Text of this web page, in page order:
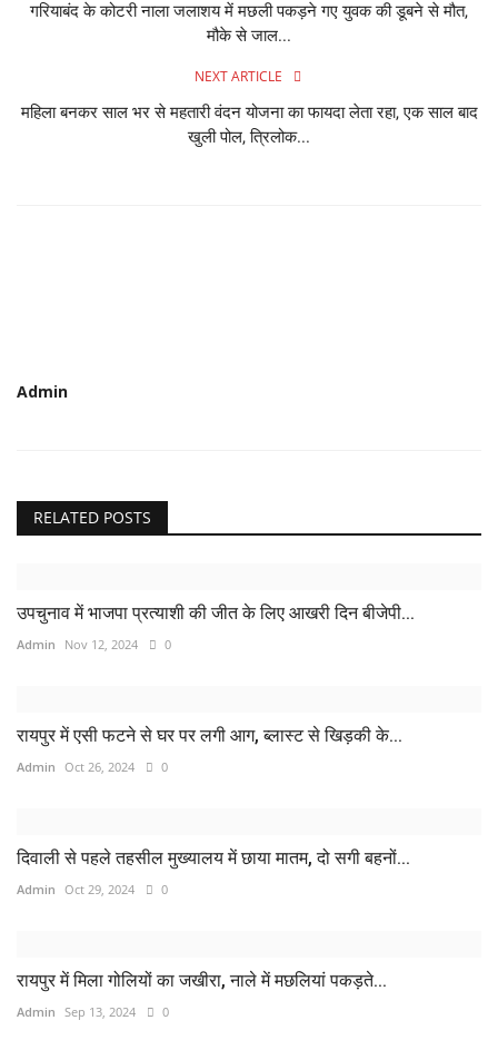
गरियाबंद के कोटरी नाला जलाशय में मछली पकड़ने गए युवक की डूबने से मौत,
मौके से जाल...
NEXT ARTICLE
महिला बनकर साल भर से महतारी वंदन योजना का फायदा लेता रहा, एक साल बाद
खुली पोल, त्रिलोक...
Admin
RELATED POSTS
उपचुनाव में भाजपा प्रत्याशी की जीत के लिए आखरी दिन बीजेपी...
Admin Nov 12, 2024 0
रायपुर में एसी फटने से घर पर लगी आग, ब्लास्ट से खिड़की के...
Admin Oct 26, 2024 0
दिवाली से पहले तहसील मुख्यालय में छाया मातम, दो सगी बहनों...
Admin Oct 29, 2024 0
रायपुर में मिला गोलियों का जखीरा, नाले में मछलियां पकड़ते...
Admin Sep 13, 2024 0